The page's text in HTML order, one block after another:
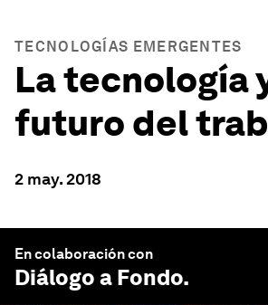
TECNOLOGÍAS EMERGENTES
La tecnología
futuro del
2 may. 2018
En colaboración con
Diálogo a Fondo.